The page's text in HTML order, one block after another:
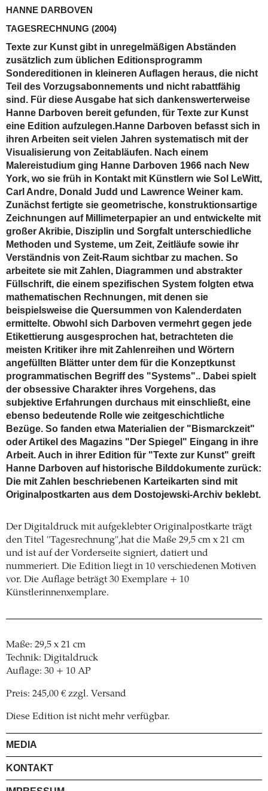
HANNE DARBOVEN
TAGESRECHNUNG (2004)
Texte zur Kunst gibt in unregelmäßigen Abständen
zusätzlich zum üblichen Editionsprogramm
Sondereditionen in kleineren Auflagen heraus, die nicht
Teil des Vorzugsabonnements und nicht rabattfähig
sind. Für diese Ausgabe hat sich dankenswerterweise
Hanne Darboven bereit gefunden, für Texte zur Kunst
eine Edition aufzulegen.Hanne Darboven befasst sich in
ihren Arbeiten seit vielen Jahren systematisch mit der
Visualisierung von Zeitabläufen. Nach einem
Malereistudium ging Hanne Darboven 1966 nach New
York, wo sie früh in Kontakt mit Künstlern wie Sol LeWitt,
Carl Andre, Donald Judd und Lawrence Weiner kam.
Zunächst fertigte sie geometrische, konstruktionsartige
Zeichnungen auf Millimeterpapier an und entwickelte mit
großer Akribie, Disziplin und Sorgfalt unterschiedliche
Methoden und Systeme, um Zeit, Zeitläufe sowie ihr
Verständnis von Zeit-Raum sichtbar zu machen. So
arbeitete sie mit Zahlen, Diagrammen und abstrakter
Füllschrift, die einem spezifischen System folgten etwa
mathematischen Rechnungen, mit denen sie
beispielsweise die Quersummen von Kalenderdaten
ermittelte. Obwohl sich Darboven vermehrt gegen jede
Etikettierung ausgesprochen hat, betrachteten die
meisten Kritiker ihre mit Zahlenreihen und Wörtern
angefüllten Blätter unter dem für die Konzeptkunst
programmatischen Begriff des "Systems".. Dabei spielt
der obsessive Charakter ihres Vorgehens, das
subjektive Erfahrungen durchaus mit einschließt, eine
ebenso bedeutende Rolle wie zeitgeschichtliche
Bezüge. So fanden etwa Materialien der "Bismarckzeit"
oder Artikel des Magazins "Der Spiegel" Eingang in ihre
Arbeit. Auch in ihrer Edition für "Texte zur Kunst" greift
Hanne Darboven auf historische Bilddokumente zurück:
Die mit Zahlen beschriebenen Karteikarten sind mit
Originalpostkarten aus dem Dostojewski-Archiv beklebt.
Der Digitaldruck mit aufgeklebter Originalpostkarte trägt
den Titel "Tagesrechnung",hat die Maße 29,5 cm x 21 cm
und ist auf der Vorderseite signiert, datiert und
nummeriert. Die Edition liegt in 10 verschiedenen Motiven
vor. Die Auflage beträgt 30 Exemplare + 10
Künstlerinnenxemplare.
Maße: 29,5 x 21 cm
Technik: Digitaldruck
Auflage: 30 + 10 AP
Preis: 245,00 € zzgl. Versand
Diese Edition ist nicht mehr verfügbar.
MEDIA
KONTAKT